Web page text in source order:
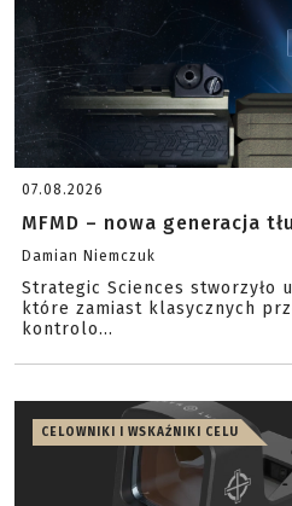
07.08.2026
MFMD – nowa generacja
Damian Niemczuk
Strategic Sciences stworzyło
które zamiast klasycznych
kontrolo...
CELOWNIKI I WSKAŹNIKI CELU